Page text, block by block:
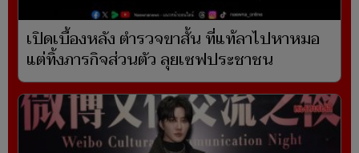
เปิดเบื้องหลัง ตำรวจขาสั้น ที่แท้ลาไปหาหมอ
แต่ทิ้งภารกิจส่วนตัว ลุยเซฟประชาชน